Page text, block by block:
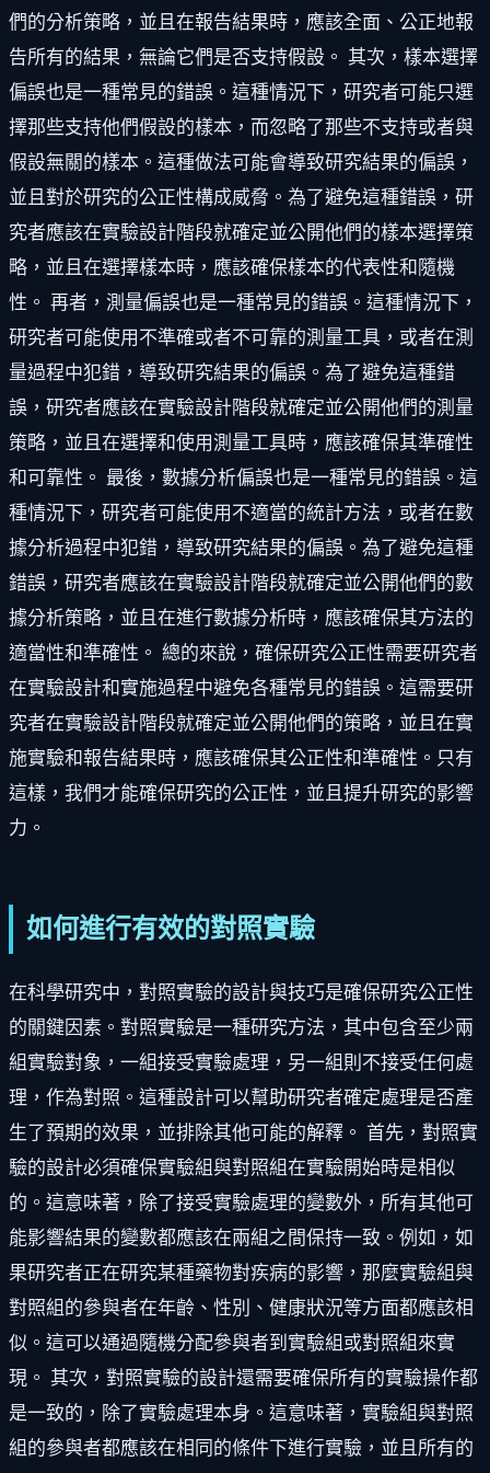
們的分析策略，並且在報告結果時，應該全面、公正地報
告所有的結果，無論它們是否支持假設。 其次，樣本選擇
偏誤也是一種常見的錯誤。這種情況下，研究者可能只選
擇那些支持他們假設的樣本，而忽略了那些不支持或者與
假設無關的樣本。這種做法可能會導致研究結果的偏誤，
並且對於研究的公正性構成威脅。為了避免這種錯誤，研
究者應該在實驗設計階段就確定並公開他們的樣本選擇策
略，並且在選擇樣本時，應該確保樣本的代表性和隨機
性。 再者，測量偏誤也是一種常見的錯誤。這種情況下，
研究者可能使用不準確或者不可靠的測量工具，或者在測
量過程中犯錯，導致研究結果的偏誤。為了避免這種錯
誤，研究者應該在實驗設計階段就確定並公開他們的測量
策略，並且在選擇和使用測量工具時，應該確保其準確性
和可靠性。 最後，數據分析偏誤也是一種常見的錯誤。這
種情況下，研究者可能使用不適當的統計方法，或者在數
據分析過程中犯錯，導致研究結果的偏誤。為了避免這種
錯誤，研究者應該在實驗設計階段就確定並公開他們的數
據分析策略，並且在進行數據分析時，應該確保其方法的
適當性和準確性。 總的來說，確保研究公正性需要研究者
在實驗設計和實施過程中避免各種常見的錯誤。這需要研
究者在實驗設計階段就確定並公開他們的策略，並且在實
施實驗和報告結果時，應該確保其公正性和準確性。只有
這樣，我們才能確保研究的公正性，並且提升研究的影響
力。
如何進行有效的對照實驗
在科學研究中，對照實驗的設計與技巧是確保研究公正性
的關鍵因素。對照實驗是一種研究方法，其中包含至少兩
組實驗對象，一組接受實驗處理，另一組則不接受任何處
理，作為對照。這種設計可以幫助研究者確定處理是否產
生了預期的效果，並排除其他可能的解釋。 首先，對照實
驗的設計必須確保實驗組與對照組在實驗開始時是相似
的。這意味著，除了接受實驗處理的變數外，所有其他可
能影響結果的變數都應該在兩組之間保持一致。例如，如
果研究者正在研究某種藥物對疾病的影響，那麼實驗組與
對照組的參與者在年齡、性別、健康狀況等方面都應該相
似。這可以通過隨機分配參與者到實驗組或對照組來實
現。 其次，對照實驗的設計還需要確保所有的實驗操作都
是一致的，除了實驗處理本身。這意味著，實驗組與對照
組的參與者都應該在相同的條件下進行實驗，並且所有的